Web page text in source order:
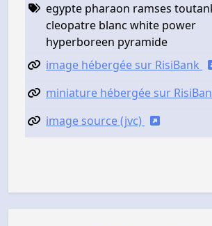
egypte pharaon ramses
cleopatre blanc white power
hyperboreen pyramide
image hébergée sur RisiBank
miniature hébergée sur
image source (jvc)